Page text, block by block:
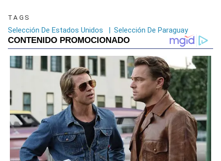
TAGS
Selección De Estados Unidos | Selección De Paraguay